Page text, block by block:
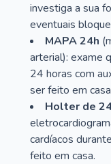
investiga a sua
eventuais
MAPA 24h
arterial): exame
24 horas com
ser feito em
Holter de
cardíacos
feito em casa.